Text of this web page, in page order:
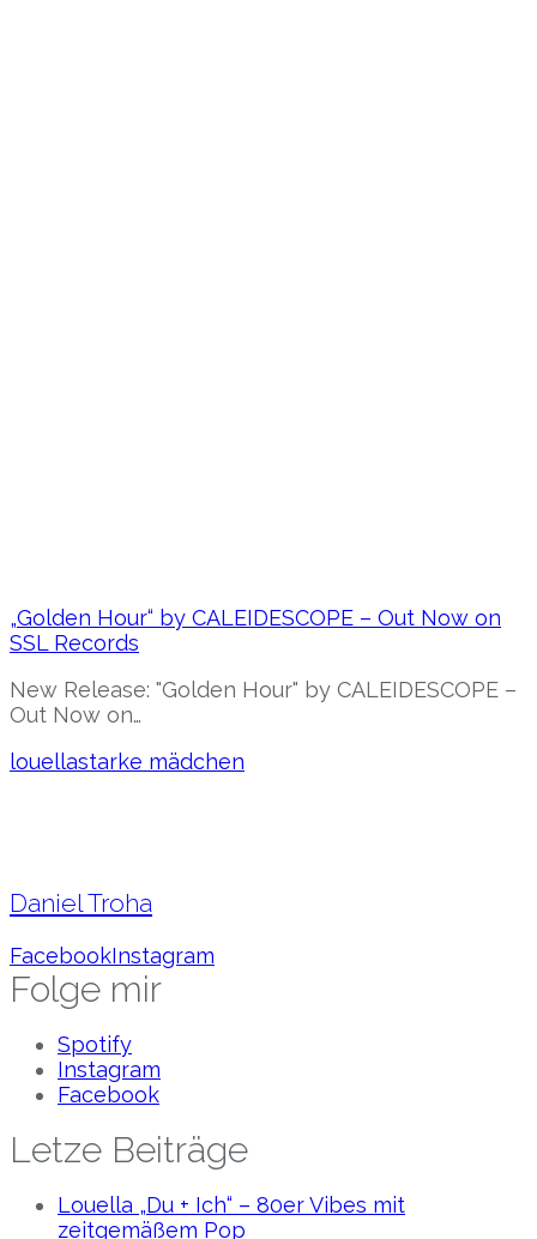
„Golden Hour“ by CALEIDESCOPE – Out Now on
SSL Records
New Release: "Golden Hour" by CALEIDESCOPE –
Out Now on…
louellastarke mädchen
Daniel Troha
FacebookInstagram
Folge mir
Spotify
Instagram
Facebook
Letze Beiträge
Louella „Du + Ich“ – 80er Vibes mit
zeitgemäßem Pop